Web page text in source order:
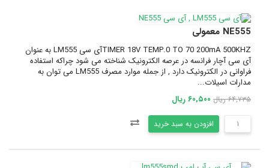
NE555 معمولی
TIMER 18V TEMP.0 TO 70 200mA 500KHZآی سی LM555 به عنوان
آی سی آچار فرانسه در عرصه الکترونیک شناخته می شود چراکه استفاده
فراوانی در الکترونیک دارد , از جمله موارد مصرف LM555 می توان به
مدارات اسیلات...
۶۴,۷۳۵ ریال ۶۰,۵۰۰ ریال
افزودن به سبد خرید